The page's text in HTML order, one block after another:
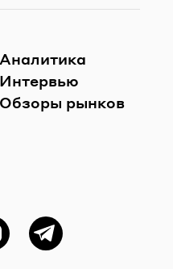
Аналитика
Интервью
Обзоры рынков
Telegram